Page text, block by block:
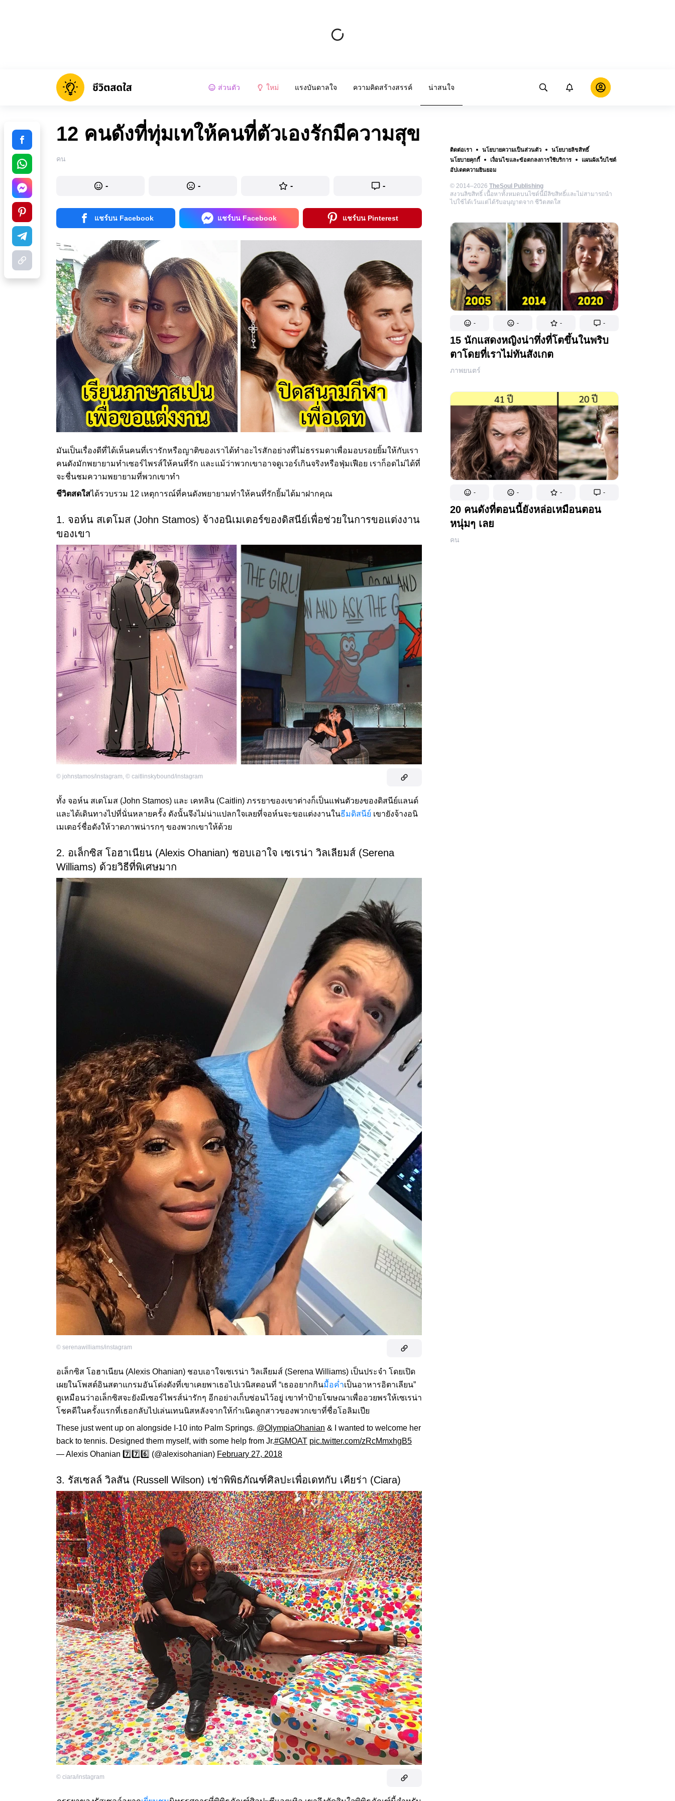
ส่วนตัว ใหม่ แรงบันดาลใจ ความคิดสร้างสรรค์ น่าสนใจ
ติดต่อเรา นโยบายความเป็นส่วนตัว
นโยบายลิขสิทธิ์
นโยบายคุกกี้
เงื่อนไขและข้อตกลงการใช้บริการ
แผนผังเว็บไซต์
อัปเดตความยินยอม
© 2014–2026 TheSoul Publishing
สงวนลิขสิทธิ์ เนื้อหาทั้งหมดบนไซต์นี้มีลิขสิทธิ์และไม่สามารถนำ
ไปใช้ได้เว้นแต่ได้รับอนุญาตจาก ชีวิตสดใส
- - - -
15 นักแสดงหญิงน่าทึ่งที่โตขึ้นในพริบ
ตาโดยที่เราไม่ทันสังเกต
ภาพยนตร์
- - - -
20 คนดังที่ตอนนี้ยังหล่อเหมือนตอน
หนุ่มๆ เลย
คน
12 คนดังที่ทุ่มเทให้คนที่ตัวเองรักมีความสุข
คน
- - - -
แชร์บน Facebook แชร์บน Facebook แชร์บน Pinterest
มันเป็นเรื่องดีที่ได้เห็นคนที่เรารักหรือญาติของเราได้ทำอะไรสักอย่างที่ไม่ธรรมดาเพื่อมอบรอยยิ้มให้กับเรา
คนดังมักพยายามทำเซอร์ไพรส์ให้คนที่รัก และแม้ว่าพวกเขาอาจดูเวอร์เกินจริงหรือฟุ่มเฟือย เราก็อดไม่ได้ที่
จะชื่นชมความพยายามที่พวกเขาทำ
ชีวิตสดใสได้รวบรวม 12 เหตุการณ์ที่คนดังพยายามทำให้คนที่รักยิ้มได้มาฝากคุณ
1. จอห์น สเตโมส (John Stamos) จ้างอนิเมเตอร์ของดิสนีย์เพื่อช่วยในการขอแต่งงาน
ของเขา
© johnstamos/instagram, © caitlinskybound/instagram
ทั้ง จอห์น สเตโมส (John Stamos) และ เคทลิน (Caitlin) ภรรยาของเขาต่างก็เป็นแฟนตัวยงของดิสนีย์แลนด์
และได้เดินทางไปที่นั่นหลายครั้ง ดังนั้นจึงไม่น่าแปลกใจเลยที่จอห์นจะขอแต่งงานในธีมดิสนีย์ เขายังจ้างอนิ
เมเตอร์ชื่อดังให้วาดภาพน่ารกๆ ของพวกเขาให้ด้วย
2. อเล็กซิส โอฮาเนียน (Alexis Ohanian) ชอบเอาใจ เซเรน่า วิลเลียมส์ (Serena
Williams) ด้วยวิธีที่พิเศษมาก
© serenawilliams/instagram
อเล็กซิส โอฮาเนียน (Alexis Ohanian) ชอบเอาใจเซเรน่า วิลเลียมส์ (Serena Williams) เป็นประจำ โดยเปิด
เผยในโพสต์อินสตาแกรมอันโด่งดังที่เขาเคยพาเธอไปเวนิสตอนที่ “เธออยากกินมื้อค่ำเป็นอาหารอิตาเลียน”
ดูเหมือนว่าอเล็กซิสจะยังมีเซอร์ไพรส์น่ารักๆ อีกอย่างเก็บซ่อนไว้อยู่ เขาทำป้ายโฆษณาเพื่ออวยพรให้เซเรน่า
โชคดีในครั้งแรกที่เธอกลับไปเล่นเทนนิสหลังจากให้กำเนิดลูกสาวของพวกเขาที่ชื่อโอลิมเปีย
These just went up on alongside I-10 into Palm Springs. @OlympiaOhanian & I wanted to welcome her
back to tennis. Designed them myself, with some help from Jr.#GMOAT pic.twitter.com/zRcMmxhgB5
— Alexis Ohanian 7️⃣7️⃣6️⃣ (@alexisohanian) February 27, 2018
3. รัสเซลล์ วิลสัน (Russell Wilson) เช่าพิพิธภัณฑ์ศิลปะเพื่อเดทกับ เคียร่า (Ciara)
© ciara/instagram